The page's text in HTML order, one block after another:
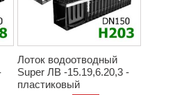
Лоток водоотводный
Super ЛВ -15.19,6.20,3 -
пластиковый